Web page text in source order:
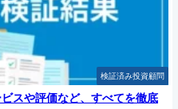
検証済み投資顧問
スや評価など、すべてを徹底